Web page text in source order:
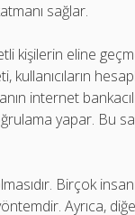
sağlar.
kişilerin eline
internet
yapar. Bu
Birçok
Ayrıca,